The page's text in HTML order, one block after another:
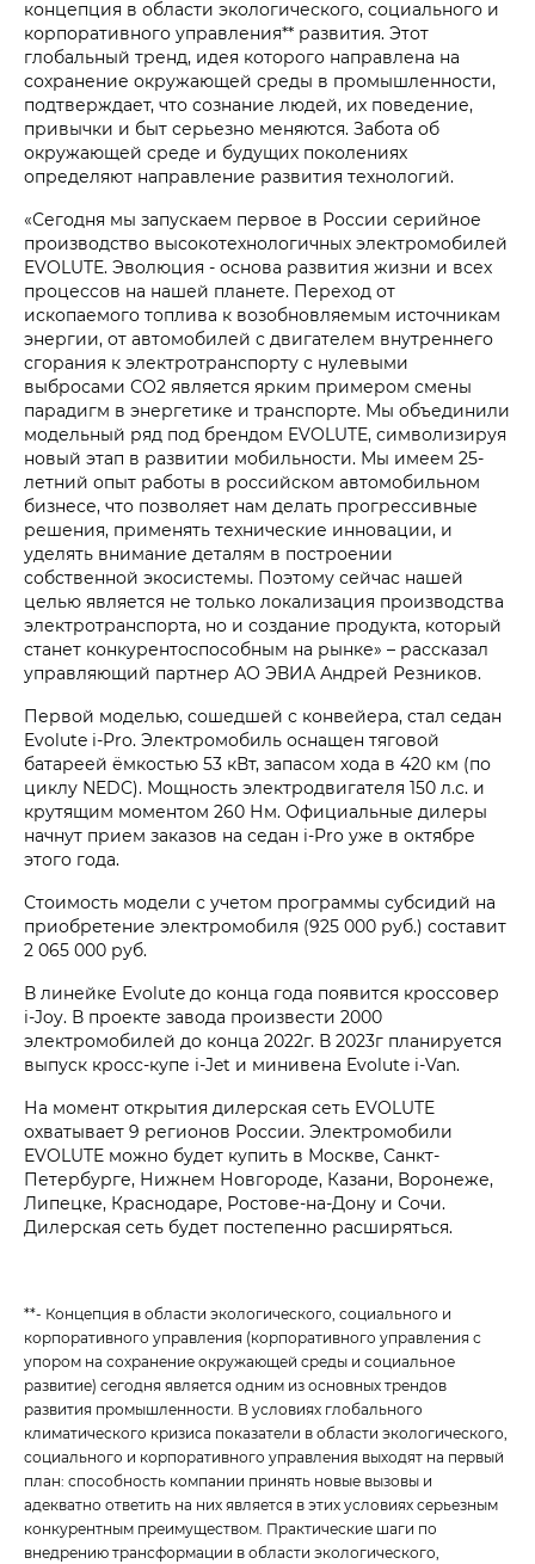
концепция в области экологического, социального и
корпоративного управления** развития. Этот
глобальный тренд, идея которого направлена на
сохранение окружающей среды в промышленности,
подтверждает, что сознание людей, их поведение,
привычки и быт серьезно меняются. Забота об
окружающей среде и будущих поколениях
определяют направление развития технологий.
«Сегодня мы запускаем первое в России серийное
производство высокотехнологичных электромобилей
EVOLUTE. Эволюция - основа развития жизни и всех
процессов на нашей планете. Переход от
ископаемого топлива к возобновляемым источникам
энергии, от автомобилей с двигателем внутреннего
сгорания к электротранспорту с нулевыми
выбросами СО2 является ярким примером смены
парадигм в энергетике и транспорте. Мы объединили
модельный ряд под брендом EVOLUTE, символизируя
новый этап в развитии мобильности. Мы имеем 25-
летний опыт работы в российском автомобильном
бизнесе, что позволяет нам делать прогрессивные
решения, применять технические инновации, и
уделять внимание деталям в построении
собственной экосистемы. Поэтому сейчас нашей
целью является не только локализация производства
электротранспорта, но и создание продукта, который
станет конкурентоспособным на рынке» – рассказал
управляющий партнер АО ЭВИА Андрей Резников.
Первой моделью, сошедшей с конвейера, стал седан
Evolute i-Pro. Электромобиль оснащен тяговой
батареей ёмкостью 53 кВт, запасом хода в 420 км (по
циклу NEDC). Мощность электродвигателя 150 л.с. и
крутящим моментом 260 Нм. Официальные дилеры
начнут прием заказов на седан i-Pro уже в октябре
этого года.
Стоимость модели с учетом программы субсидий на
приобретение электромобиля (925 000 руб.) составит
2 065 000 руб.
В линейке Evolute до конца года появится кроссовер
i-Joy. В проекте завода произвести 2000
электромобилей до конца 2022г. В 2023г планируется
выпуск кросс-купе i-Jet и минивена Evolute i-Van.
На момент открытия дилерская сеть EVOLUTE
охватывает 9 регионов России. Электромобили
EVOLUTE можно будет купить в Москве, Санкт-
Петербурге, Нижнем Новгороде, Казани, Воронеже,
Липецке, Краснодаре, Ростове-на-Дону и Сочи.
Дилерская сеть будет постепенно расширяться.
**- Концепция в области экологического, социального и
корпоративного управления (корпоративного управления с
упором на сохранение окружающей среды и социальное
развитие) сегодня является одним из основных трендов
развития промышленности. В условиях глобального
климатического кризиса показатели в области экологического,
социального и корпоративного управления выходят на первый
план: способность компании принять новые вызовы и
адекватно ответить на них является в этих условиях серьезным
конкурентным преимуществом. Практические шаги по
внедрению трансформации в области экологического,